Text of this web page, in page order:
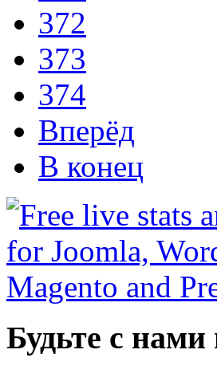
372
373
374
Вперёд
В конец
Будьте с